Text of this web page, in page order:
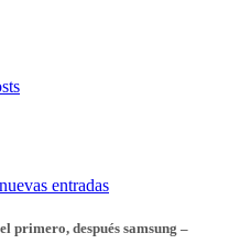
entradas
primero, después samsung –